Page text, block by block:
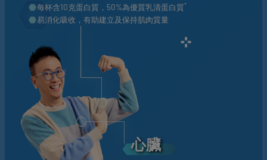
每杯含10克蛋白質，50%為優質乳清蛋白質*
易消化吸收，有助建立及保持肌肉質量
心臟